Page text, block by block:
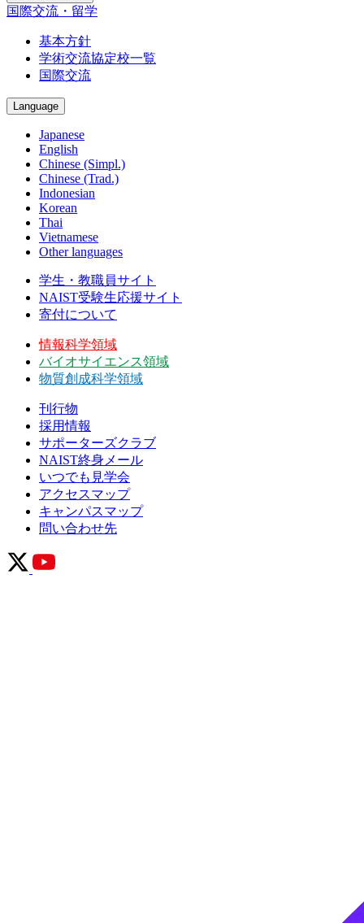
国際交流・留学
基本方針
学術交流協定校一覧
国際交流
Language
Japanese
English
Chinese (Simpl.)
Chinese (Trad.)
Indonesian
Korean
Thai
Vietnamese
Other languages
学生・教職員サイト
NAIST受験生応援サイト
寄付について
情報科学領域
バイオサイエンス領域
物質創成科学領域
刊行物
採用情報
サポーターズクラブ
NAIST終身メール
いつでも見学会
アクセスマップ
キャンパスマップ
問い合わせ先